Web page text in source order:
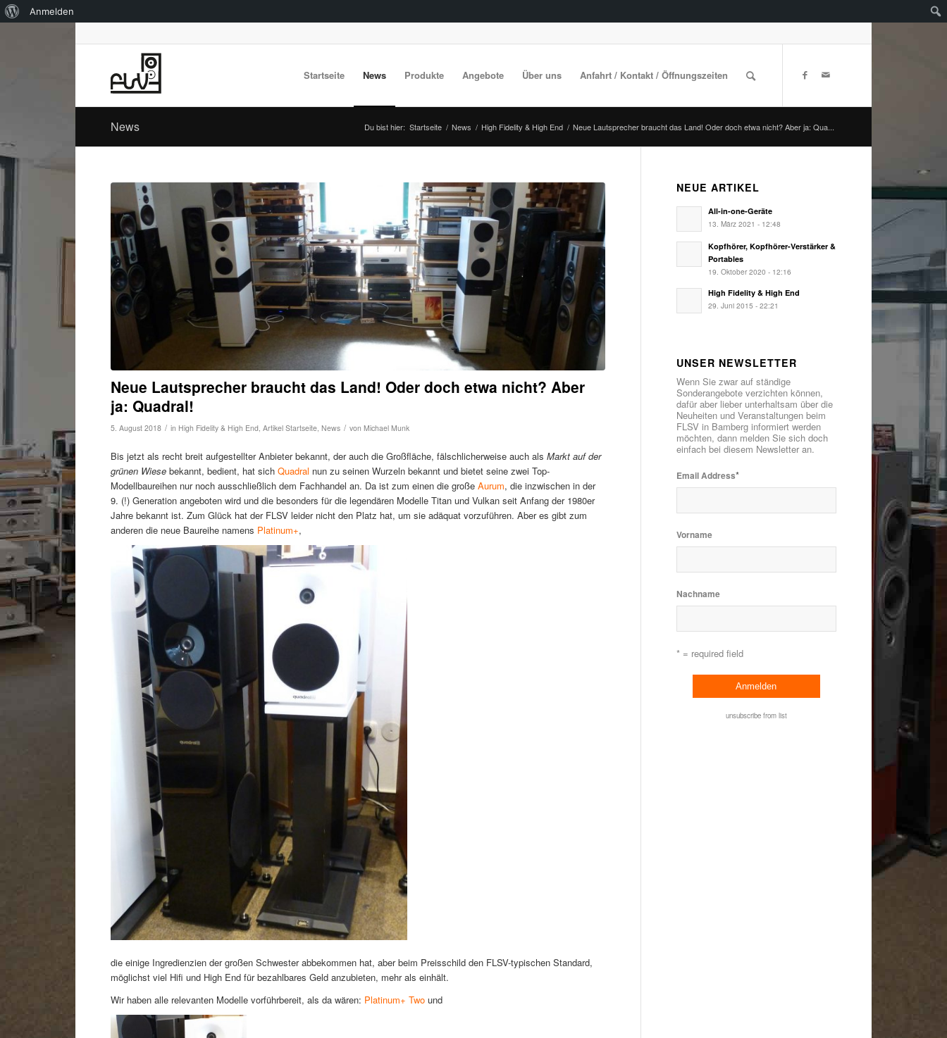
Über
Anmelden
Startseite News Produkte Angebote Über uns Anfahrt / Kontakt / Öffnungszeiten
News Du bist hier: Startseite / News / High Fidelity & High End / Neue Lautsprecher braucht das Land! Oder doch etwa nicht? Aber ja: Qua...
Neue Lautsprecher braucht das Land! Oder doch etwa nicht? Aber
ja: Quadral!
5. August 2018 / in High Fidelity & High End Artikel Startseite News / von Michael Munk
Bis jetzt als recht breit aufgestellter Anbieter bekannt, der auch die Großfläche, fälschlicherweise auch als Markt auf der
grünen Wiese bekannt, bedient, hat sich Quadral nun zu seinen Wurzeln bekannt und bietet seine zwei Top-
Modellbaureihen nur noch ausschließlich dem Fachhandel an. Da ist zum einen die große Aurum, die inzwischen in der
9. (!) Generation angeboten wird und die besonders für die legendären Modelle Titan und Vulkan seit Anfang der 1980er
Jahre bekannt ist. Zum Glück hat der FLSV leider nicht den Platz hat, um sie adäquat vorzuführen. Aber es gibt zum
anderen die neue Baureihe namens Platinum+,
die einige Ingredienzien der großen Schwester abbekommen hat, aber beim Preisschild den FLSV-typischen Standard,
möglichst viel Hifi und High End für bezahlbares Geld anzubieten, mehr als einhält.
Wir haben alle relevanten Modelle vorführbereit, als da wären: Platinum+ Two und
NEUE ARTIKEL
All-in-one-Geräte
13. März 2021 - 12:48
Kopfhörer, Kopfhörer-Verstärker &
Portables
19. Oktober 2020 - 12:16
High Fidelity & High End
29. Juni 2015 - 22:21
UNSER NEWSLETTER
Wenn Sie zwar auf ständige
Sonderangebote verzichten können,
dafür aber lieber unterhaltsam über die
Neuheiten und Veranstaltungen beim
FLSV in Bamberg informiert werden
möchten, dann melden Sie sich doch
einfach bei diesem Newsletter an.
Email Address*
Vorname
Nachname
* = required field
unsubscribe from list